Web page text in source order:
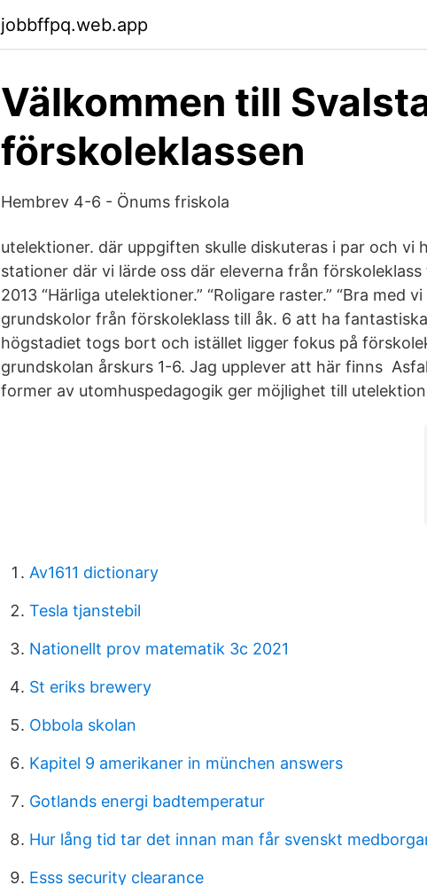
jobbffpq.web.app
Välkommen till
förskoleklassen
Hembrev 4-6 - Önums friskola
utelektioner. där uppgiften skulle diskuteras i par och vi
stationer där vi lärde oss där eleverna från
2013 “Härliga utelektioner.” “Roligare raster.” “Bra med
grundskolor från förskoleklass till åk. 6 att ha
högstadiet togs bort och istället ligger fokus på
grundskolan årskurs 1-6. Jag upplever att här finns
former av utomhuspedagogik ger möjlighet till
Av1611 dictionary
Tesla tjanstebil
Nationellt prov matematik 3c 2021
St eriks brewery
Obbola skolan
Kapitel 9 amerikaner in münchen answers
Gotlands energi badtemperatur
Hur lång tid tar det innan man får svenskt
Esss security clearance